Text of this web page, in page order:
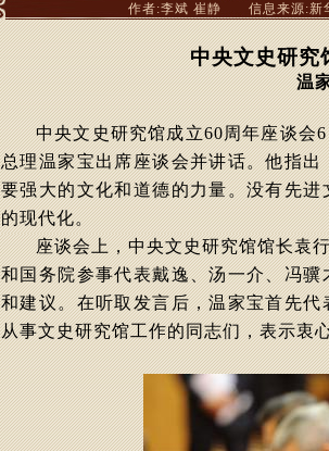
作者:李斌 崔静 信息来源:新
中央文史研究
温
中央文史研究馆成立60周年座谈会
总理温家宝出席座谈会并讲话。他指
要强大的文化和道德的力量。没有先
的现代化。
座谈会上，中央文史研究馆馆长袁
和国务院参事代表戴逸、汤一介、冯
和建议。在听取发言后，温家宝首先
从事文史研究馆工作的同志们，表示衷